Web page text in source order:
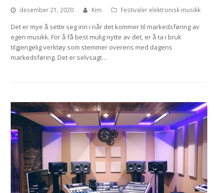
desember 21, 2020 Kim Festivaler elektronisk musikk
Det er mye å sette seg inn i når det kommer til markedsføring av
egen musikk. For å få best mulig nytte av det, er å ta i bruk
tilgjengelig verktøy som stemmer overens med dagens
markedsføring. Det er selvsagt…